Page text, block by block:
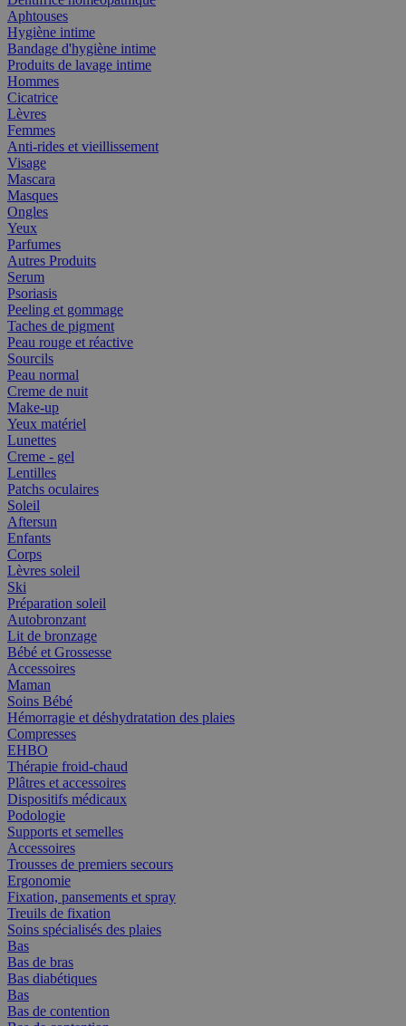
Aphtouses
Hygiène intime
Bandage d'hygiène intime
Produits de lavage intime
Hommes
Cicatrice
Lèvres
Femmes
Anti-rides et vieillissement
Visage
Mascara
Masques
Ongles
Yeux
Parfumes
Autres Produits
Serum
Psoriasis
Peeling et gommage
Taches de pigment
Peau rouge et réactive
Sourcils
Peau normal
Creme de nuit
Make-up
Yeux matériel
Lunettes
Creme - gel
Lentilles
Patchs oculaires
Soleil
Aftersun
Enfants
Corps
Lèvres soleil
Ski
Préparation soleil
Autobronzant
Lit de bronzage
Bébé et Grossesse
Accessoires
Maman
Soins Bébé
Hémorragie et déshydratation des plaies
Compresses
EHBO
Thérapie froid-chaud
Plâtres et accessoires
Dispositifs médicaux
Podologie
Supports et semelles
Accessoires
Trousses de premiers secours
Ergonomie
Fixation, pansements et spray
Treuils de fixation
Soins spécialisés des plaies
Bas
Bas de bras
Bas diabétiques
Bas
Bas de contention